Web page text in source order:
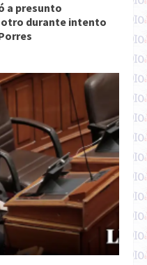
a presunto
otro durante intento